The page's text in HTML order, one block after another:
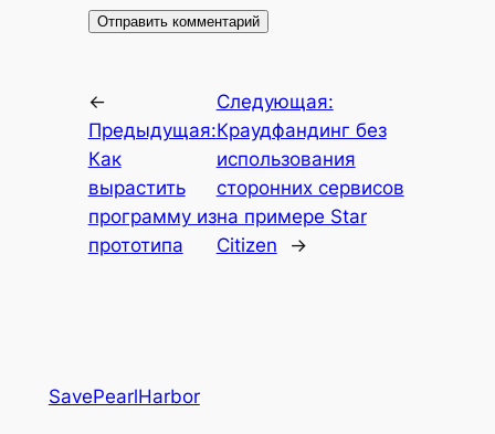
←
Предыдущая:
Как
вырастить
программу из
прототипа
Следующая:
Краудфандинг без
использования
сторонних сервисов
на примере Star
Citizen
→
SavePearlHarbor